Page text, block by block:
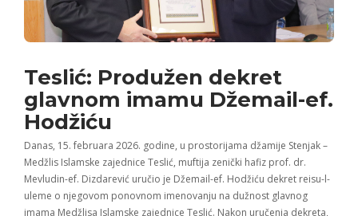
Teslić: Produžen dekret
glavnom imamu Džemail-ef.
Hodžiću
Danas, 15. februara 2026. godine, u prostorijama džamije Stenjak –
Medžlis Islamske zajednice Teslić, muftija zenički hafiz prof. dr.
Mevludin-ef. Dizdarević uručio je Džemail-ef. Hodžiću dekret reisu-l-
uleme o njegovom ponovnom imenovanju na dužnost glavnog
imama Medžlisa Islamske zajednice Teslić. Nakon uručenja dekreta,